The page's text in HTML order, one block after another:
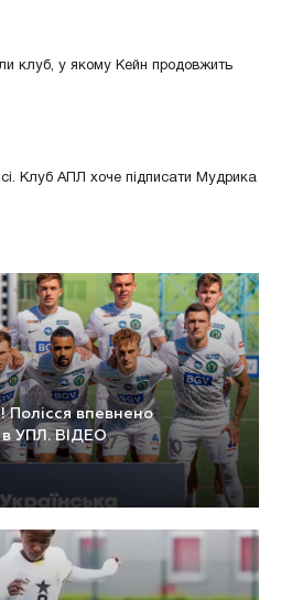
клуб, у якому Кейн продовжить
Клуб АПЛ хоче підписати Мудрика
Полісся впевнено
в УПЛ. ВІДЕО